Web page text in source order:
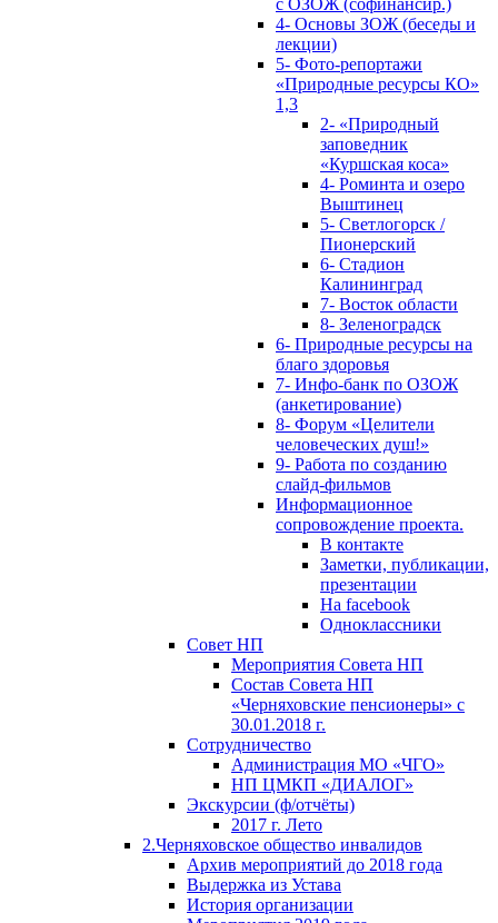
с ОЗОЖ (софинансир.)
4- Основы ЗОЖ (беседы и
лекции)
5- Фото-репортажи
«Природные ресурсы КО»
1,3
2- «Природный
заповедник
«Куршская коса»
4- Роминта и озеро
Выштинец
5- Светлогорск /
Пионерский
6- Стадион
Калининград
7- Восток области
8- Зеленоградск
6- Природные ресурсы на
благо здоровья
7- Инфо-банк по ОЗОЖ
(анкетирование)
8- Форум «Целители
человеческих душ!»
9- Работа по созданию
слайд-фильмов
Информационное
сопровождение проекта.
В контакте
Заметки, публикации,
презентации
На facebook
Одноклассники
Совет НП
Мероприятия Совета НП
Состав Совета НП
«Черняховские пенсионеры» с
30.01.2018 г.
Сотрудничество
Администрация МО «ЧГО»
НП ЦМКП «ДИАЛОГ»
Экскурсии (ф/отчёты)
2017 г. Лето
2.Черняховское общество инвалидов
Архив мероприятий до 2018 года
Выдержка из Устава
История организации